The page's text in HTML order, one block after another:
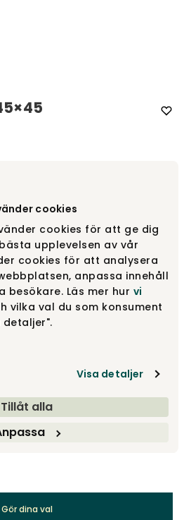
cookies
cookies för att ge dig
upplevelsen av vår
cookies för att analysera
anpassa innehåll
besökare. Läs mer hur vi
vilka val du som konsument
detaljer".
Visa detaljer
Tillåt alla
fr.1 290 kr
Gör dina val